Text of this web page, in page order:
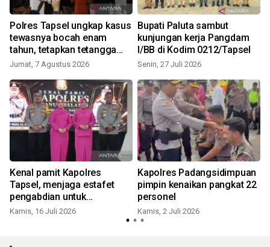
Polres Tapsel ungkap kasus
tewasnya bocah enam
tahun, tetapkan tetangga
korban sebagai tersangka
Jumat, 7 Agustus 2026
Bupati Paluta sambut
kunjungan kerja Pangdam
I/BB di Kodim 0212/Tapsel
Senin, 27 Juli 2026
Kenal pamit Kapolres
Tapsel, menjaga estafet
pengabdian untuk
masyarakat
Kamis, 16 Juli 2026
Kapolres Padangsidimpuan
pimpin kenaikan pangkat 22
personel
Kamis, 2 Juli 2026